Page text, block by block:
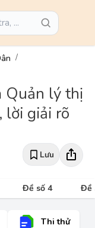
Quản lý thị
lời giải rõ
Lưu
Đề số 4 Đề
Thi thử